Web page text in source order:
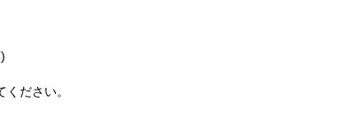
ださい。